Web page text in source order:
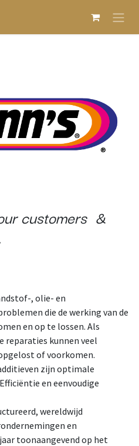
customers &
, olie- en
die de werking van de
en op te lossen. Als
reparaties kunnen veel
of voorkomen.
zijn optimale
en eenvoudige
wereldwijd
en
toonaangevend op het